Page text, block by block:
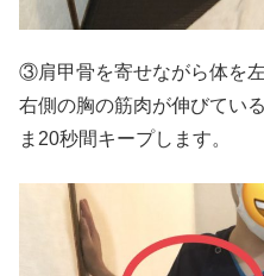
③肩甲骨を寄せながら体を
右側の胸の筋肉が伸びてい
ま20秒間キープします。